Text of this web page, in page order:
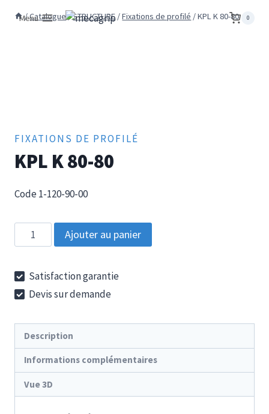
Menu 0
/Catalogue/STRUCTURE /Fixations de profilé /KPL K 80-80
FIXATIONS DE PROFILÉ
KPL K 80-80
Code 1-120-90-00
quantité
de
K
80-
Ajouter au panier
Satisfaction garantie
Devis sur demande
Description
Informations complémentaires
Vue 3D